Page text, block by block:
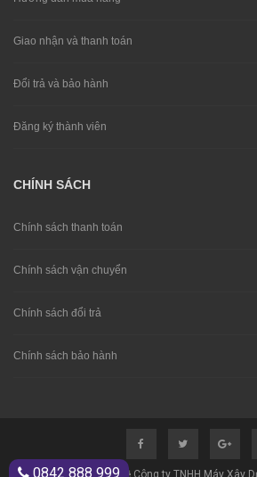
Giao nhận và thanh toán
Đổi trả và bảo hành
Đăng ký thành viên
CHÍNH SÁCH
Chính sách thanh toán
Chính sách vận chuyển
Chính sách đổi trả
Chính sách bảo hành
0842 888 999